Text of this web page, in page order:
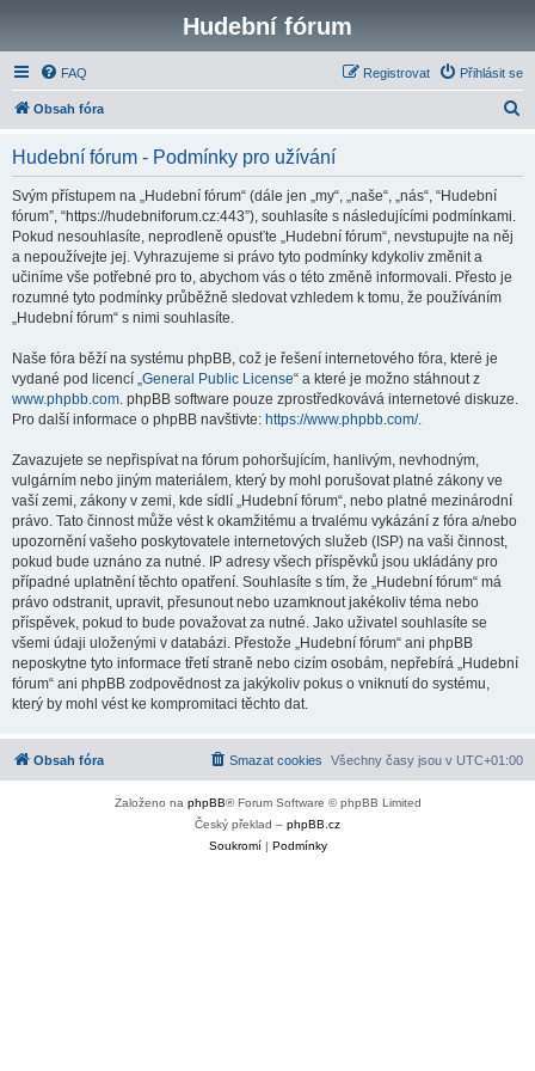
Hudební fórum
FAQ Přihlásit se
Registrovat
Obsah fóra
Hudební fórum - Podmínky pro užívání
Svým přístupem na „Hudební fórum“ (dále jen „my“, „naše“, „nás“, “Hudební
fórum”, “https://hudebniforum.cz:443”), souhlasíte s následujícími podmínkami.
Pokud nesouhlasíte, neprodleně opusťte „Hudební fórum“, nevstupujte na něj
a nepoužívejte jej. Vyhrazujeme si právo tyto podmínky kdykoliv změnit a
učiníme vše potřebné pro to, abychom vás o této změně informovali. Přesto je
rozumné tyto podmínky průběžně sledovat vzhledem k tomu, že používáním
„Hudební fórum“ s nimi souhlasíte.
Naše fóra běží na systému phpBB, což je řešení internetového fóra, které je
vydané pod licencí „General Public License“ a které je možno stáhnout z
www.phpbb.com. phpBB software pouze zprostředkovává internetové diskuze.
Pro další informace o phpBB navštivte: https://www.phpbb.com/.
Zavazujete se nepřispívat na fórum pohoršujícím, hanlivým, nevhodným,
vulgárním nebo jiným materiálem, který by mohl porušovat platné zákony ve
vaší zemi, zákony v zemi, kde sídlí „Hudební fórum“, nebo platné mezinárodní
právo. Tato činnost může vést k okamžitému a trvalému vykázání z fóra a/nebo
upozornění vašeho poskytovatele internetových služeb (ISP) na vaši činnost,
pokud bude uznáno za nutné. IP adresy všech příspěvků jsou ukládány pro
případné uplatnění těchto opatření. Souhlasíte s tím, že „Hudební fórum“ má
právo odstranit, upravit, přesunout nebo uzamknout jakékoliv téma nebo
příspěvek, pokud to bude považovat za nutné. Jako uživatel souhlasíte se
všemi údaji uloženými v databázi. Přestože „Hudební fórum“ ani phpBB
neposkytne tyto informace třetí straně nebo cizím osobám, nepřebírá „Hudební
fórum“ ani phpBB zodpovědnost za jakýkoliv pokus o vniknutí do systému,
který by mohl vést ke kompromitaci těchto dat.
Obsah fóra Všechny časy jsou v UTC+01:00
Smazat cookies
Založeno na phpBB® Forum Software © phpBB Limited
Český překlad – phpBB.cz
Soukromí| Podmínky